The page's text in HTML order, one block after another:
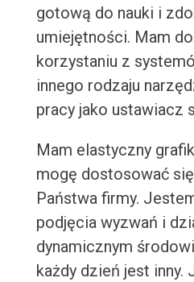
gotową do nauki i
umiejętności. Mam
korzystaniu z
innego rodzaju
pracy jako ustawiacz
Mam elastyczny
mogę dostosować
Państwa firmy.
podjęcia wyzwań i
dynamicznym
każdy dzień jest inny.